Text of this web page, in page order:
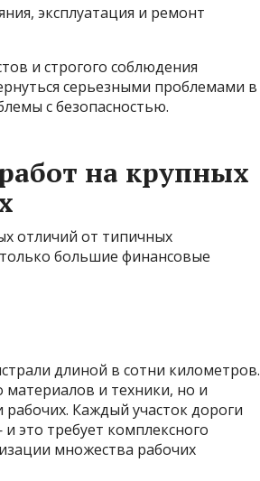
эксплуатация и ремонт
и строгого соблюдения
серьезными проблемами в
с безопасностью.
на крупных
отличий от типичных
большие финансовые
длиной в сотни километров.
материалов и техники, но и
Каждый участок дороги
это требует комплексного
множества рабочих